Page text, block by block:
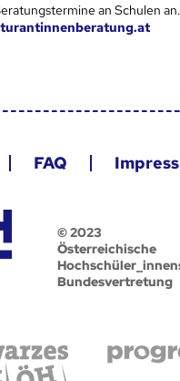
an Schulen
FAQ
© 2023
Österreichische
Bundesvertretung